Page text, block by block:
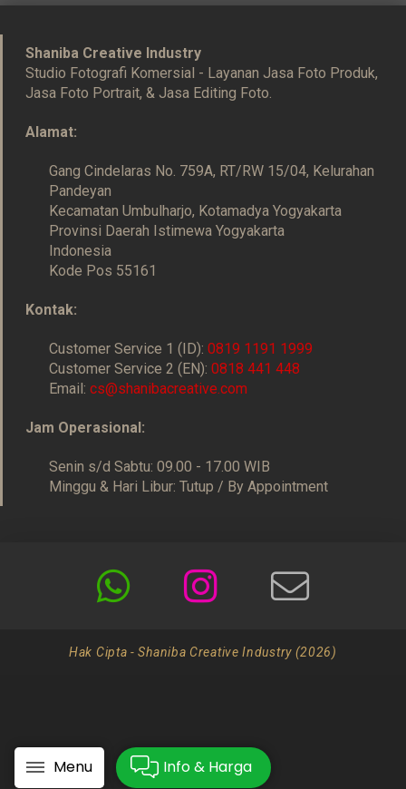
Menu Info & Harga
Shaniba Creative Industry
Studio Fotografi Komersial - Layanan Jasa Foto Produk,
Jasa Foto Portrait, & Jasa Editing Foto.
Alamat:
Gang Cindelaras No. 759A, RT/RW 15/04, Kelurahan
Pandeyan
Kecamatan Umbulharjo, Kotamadya Yogyakarta
Provinsi Daerah Istimewa Yogyakarta
Indonesia
Kode Pos 55161
Kontak:
Customer Service 1 (ID):0819 1191 1999
Customer Service 2 (EN):0818 441 448
Email:cs@shanibacreative.com
Jam Operasional:
Senin s/d Sabtu: 09.00 - 17.00 WIB
Minggu & Hari Libur: Tutup / By Appointment
Hak Cipta - Shaniba Creative Industry (2026)